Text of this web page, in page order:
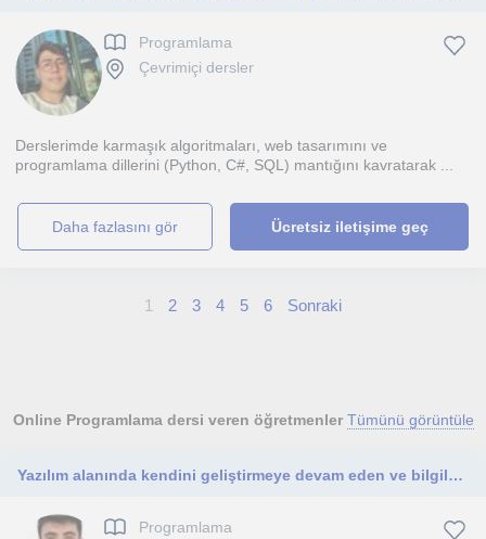
Programlama
Çevrimiçi dersler
Derslerimde karmaşık algoritmaları, web tasarımını ve
programlama dillerini (Python, C#, SQL) mantığını kavratarak ...
daha fazlasını gör Ücretsiz iletişime geç
1 2 3 4 5 6 Sonraki
Online Programlama dersi veren öğretmenler Tümünü görüntüle
Yazılım alanında kendini geliştirmeye devam eden ve bilgilerini paylaşmayı seven bir yazılım mühendisliği öğrencisiyim.
Programlama